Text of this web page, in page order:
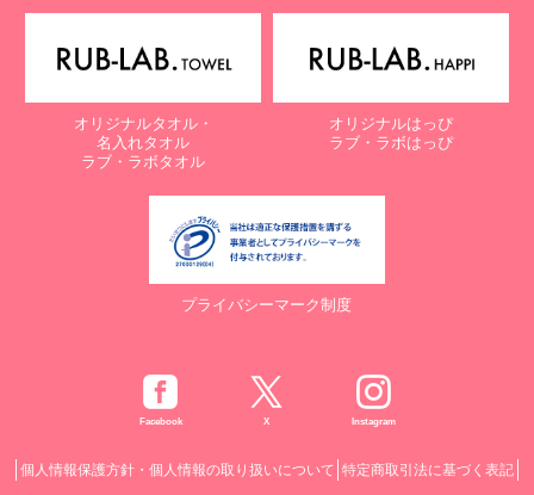
オリジナルタオル・
名入れタオル
ラブ・ラボタオル
オリジナルはっぴ
ラブ・ラボはっぴ
プライバシーマーク制度
Facebook X Instagram
個人情報保護方針・個人情報の取り扱いについて 特定商取引法に基づく表記